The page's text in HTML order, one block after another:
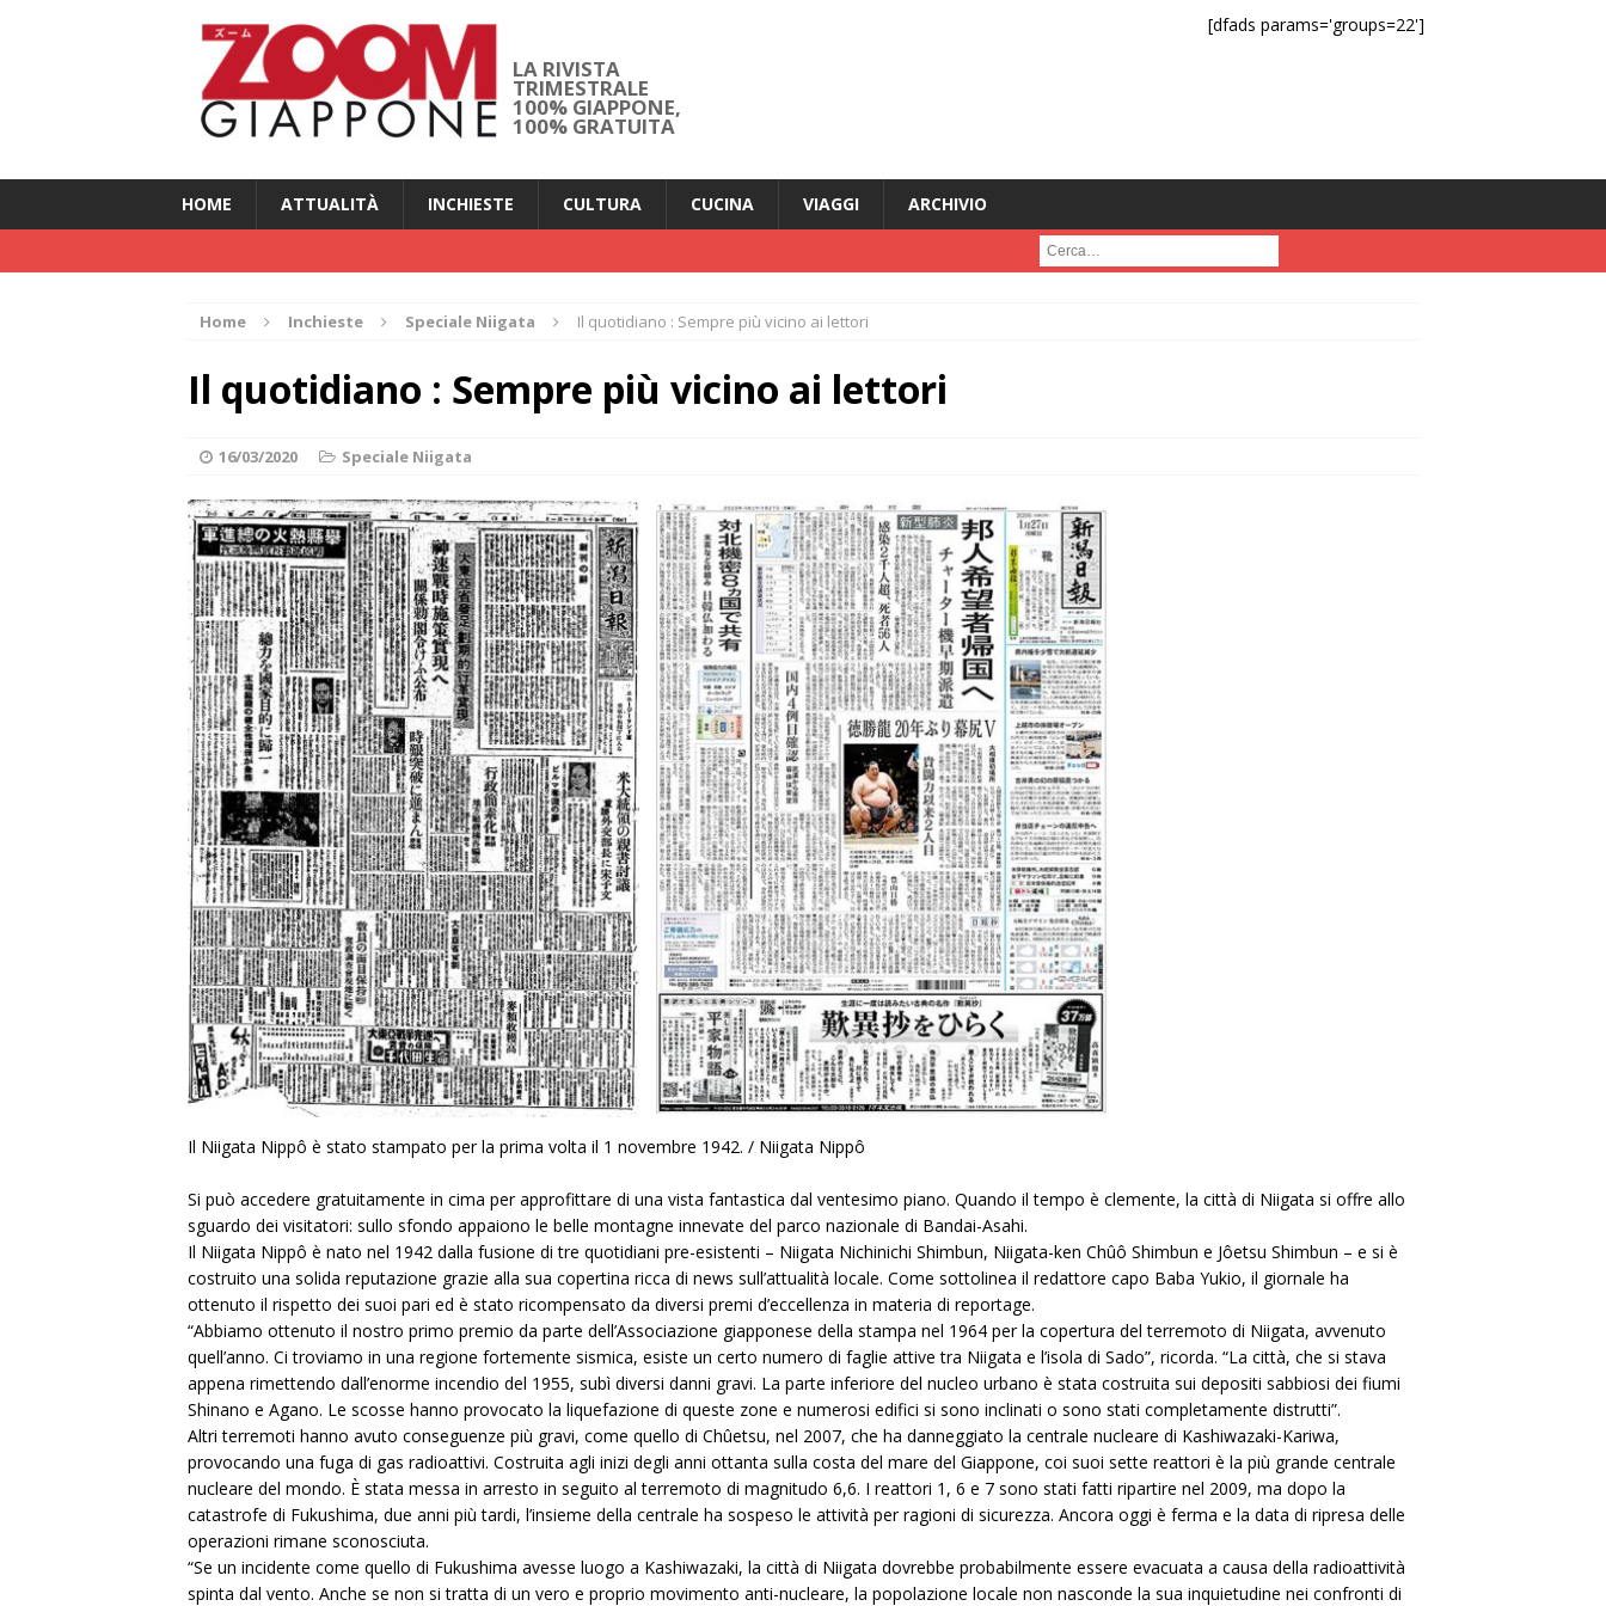
LA RIVISTA
TRIMESTRALE
100% GIAPPONE,
100% GRATUITA
[dfads params='groups=22']
HOME ATTUALITÀ INCHIESTE CULTURA CUCINA VIAGGI
ARCHIVIO
Cerca :
Home Inchieste Speciale Niigata Il quotidiano : Sempre più vicino ai lettori
Il quotidiano : Sempre più vicino ai lettori
16/03/2020 Speciale Niigata
Il Niigata Nippô è stato stampato per la prima volta il 1 novembre 1942. / Niigata Nippô
Si può accedere gratuitamente in cima per approfittare di una vista fantastica dal ventesimo piano. Quando il tempo è clemente, la città di Niigata si offre allo
sguardo dei visitatori: sullo sfondo appaiono le belle montagne innevate del parco nazionale di Bandai-Asahi.
Il Niigata Nippô è nato nel 1942 dalla fusione di tre quotidiani pre-esistenti – Niigata Nichinichi Shimbun, Niigata-ken Chûô Shimbun e Jôetsu Shimbun – e si è
costruito una solida reputazione grazie alla sua copertina ricca di news sull’attualità locale. Come sottolinea il redattore capo Baba Yukio, il giornale ha
ottenuto il rispetto dei suoi pari ed è stato ricompensato da diversi premi d’eccellenza in materia di reportage.
“Abbiamo ottenuto il nostro primo premio da parte dell’Associazione giapponese della stampa nel 1964 per la copertura del terremoto di Niigata, avvenuto
quell’anno. Ci troviamo in una regione fortemente sismica, esiste un certo numero di faglie attive tra Niigata e l’isola di Sado”, ricorda. “La città, che si stava
appena rimettendo dall’enorme incendio del 1955, subì diversi danni gravi. La parte inferiore del nucleo urbano è stata costruita sui depositi sabbiosi dei fiumi
Shinano e Agano. Le scosse hanno provocato la liquefazione di queste zone e numerosi edifici si sono inclinati o sono stati completamente distrutti”.
Altri terremoti hanno avuto conseguenze più gravi, come quello di Chûetsu, nel 2007, che ha danneggiato la centrale nucleare di Kashiwazaki-Kariwa,
provocando una fuga di gas radioattivi. Costruita agli inizi degli anni ottanta sulla costa del mare del Giappone, coi suoi sette reattori è la più grande centrale
nucleare del mondo. È stata messa in arresto in seguito al terremoto di magnitudo 6,6. I reattori 1, 6 e 7 sono stati fatti ripartire nel 2009, ma dopo la
catastrofe di Fukushima, due anni più tardi, l’insieme della centrale ha sospeso le attività per ragioni di sicurezza. Ancora oggi è ferma e la data di ripresa delle
operazioni rimane sconosciuta.
“Se un incidente come quello di Fukushima avesse luogo a Kashiwazaki, la città di Niigata dovrebbe probabilmente essere evacuata a causa della radioattività
spinta dal vento. Anche se non si tratta di un vero e proprio movimento anti-nucleare, la popolazione locale non nasconde la sua inquietudine nei confronti di